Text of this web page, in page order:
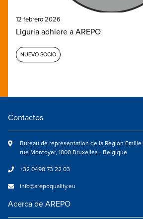
12 febrero 2026
Liguria adhiere a AREPO
NUEVO SOCIO
Contactos
Bureau de représentation de la Région
rue Montoyer, 1000 Bruxelles - Belgique
+32 0498 73 22 03
info@arepoquality.eu
Acerca de AREPO